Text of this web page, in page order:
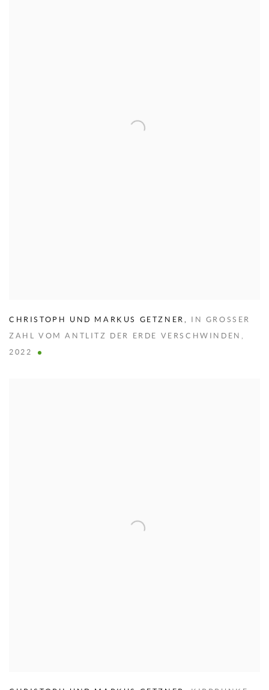
CHRISTOPH UND MARKUS GETZNER , IN GROSSER
ZAHL VOM ANTLITZ DER ERDE VERSCHWINDEN ,
2022